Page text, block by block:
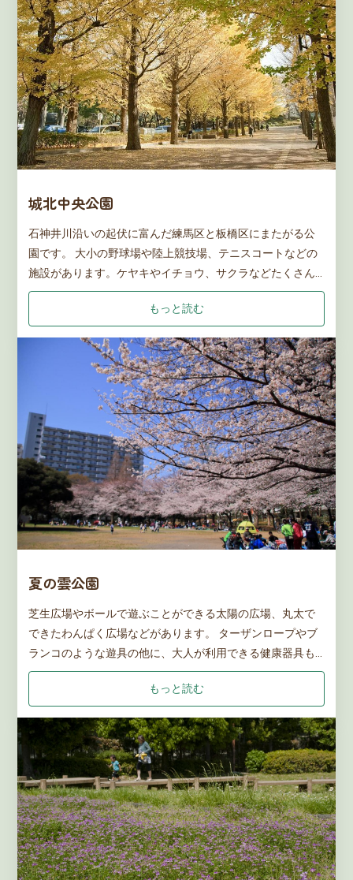
城北中央公園
石神井川沿いの起伏に富んだ練馬区と板橋区にまたがる公
園です。 大小の野球場や陸上競技場、テニスコートなどの
施設があります。ケヤキやイチョウ、サクラなどたくさん
の樹木が植えられており、森林浴も楽しめます。
もっと読む
夏の雲公園
芝生広場やボールで遊ぶことができる太陽の広場、丸太で
できたわんぱく広場などがあります。 ターザンロープやブ
ランコのような遊具の他に、大人が利用できる健康器具も
あります。 夏季限定で、うずまき状の流れ（ジャブジャブ
池）で遊ぶこともできます。もっと読む